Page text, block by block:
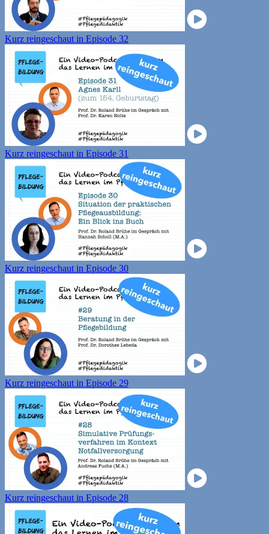
Kurz reingeschaut in Episode 32
Kurz reingeschaut in Episode 31
Kurz reingeschaut in Episode 30
Kurz reingeschaut in Episode 29
Kurz reingeschaut in Episode 28